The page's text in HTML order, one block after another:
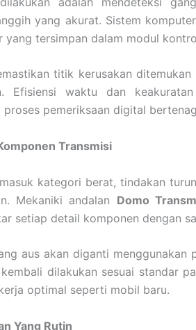
yang akurat. Sistem
yang tersimpan dalam modul
titik kerusakan
Efisiensi waktu dan
proses pemeriksaan digital
Transmisi
kategori berat, tindakan
Mekaniki andalan Domo
setiap detail komponen dengan
aus akan diganti menggunakan
dilakukan sesuai standar
optimal seperti mobil baru.
Yang Rutin